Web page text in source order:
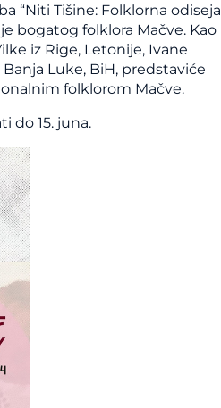
“Niti Tišine: Folklorna odiseja
bogatog folklora Mačve. Kao
iz Rige, Letonije, Ivane
Luke, BiH, predstaviće
folklorom Mačve.
do 15. juna.